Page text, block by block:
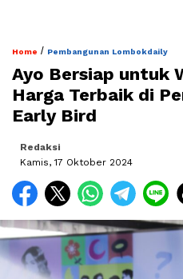
Home / Pembangunan Lombokdaily
Ayo Bersiap untuk
Harga Terbaik di
Early Bird
Redaksi
Kamis, 17 Oktober 2024